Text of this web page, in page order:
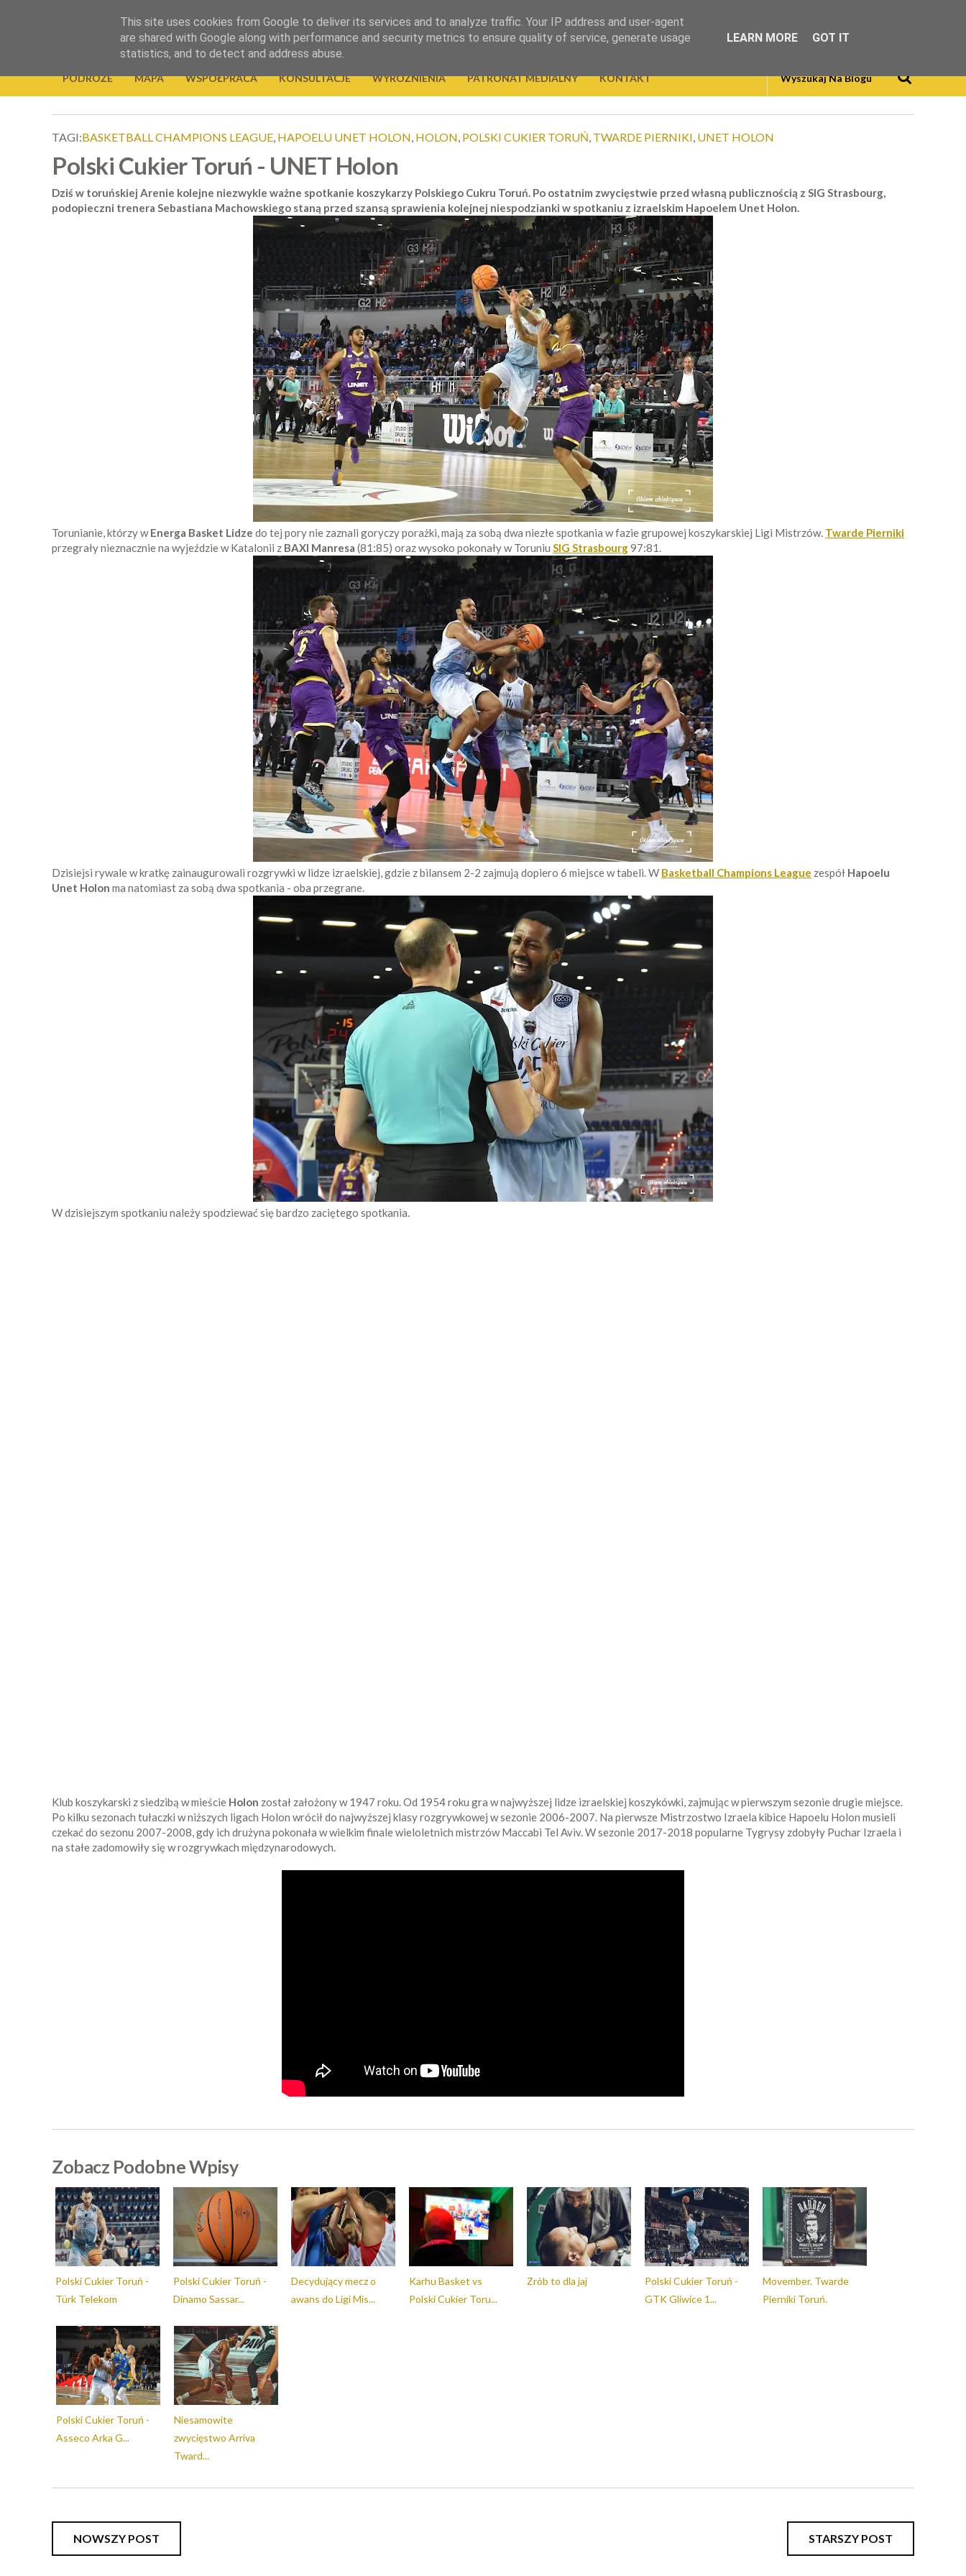
Okiem Obiektywu.
PODRÓŻE MAPA WSPÓŁPRACA KONSULTACJE WYRÓŻNIENIA PATRONAT MEDIALNY KONTAKT
TAGI:BASKETBALL CHAMPIONS LEAGUE, HAPOELU UNET HOLON, HOLON, POLSKI CUKIER TORUŃ, TWARDE PIERNIKI, UNET HOLON
Polski Cukier Toruń - UNET Holon
Dziś w toruńskiej Arenie kolejne niezwykle ważne spotkanie koszykarzy Polskiego Cukru Toruń. Po ostatnim zwycięstwie przed własną publicznością z SIG Strasbourg,
podopieczni trenera Sebastiana Machowskiego staną przed szansą sprawienia kolejnej niespodzianki w spotkaniu z izraelskim Hapoelem Unet Holon.
Torunianie, którzy wEnerga Basket Lidze do tej pory nie zaznali goryczy porażki, mają za sobą dwa niezłe spotkania w fazie grupowej koszykarskiej Ligi Mistrzów. Twarde Pierniki
przegrały nieznacznie na wyjeździe w Katalonii z BAXI Manresa (81:85) oraz wysoko pokonały w Toruniu SIG Strasbourg97:81.
Dzisiejsi rywale w kratkę zainaugurowali rozgrywki w lidze izraelskiej, gdzie z bilansem 2-2 zajmują dopiero 6 miejsce w tabeli. W Basketball Champions League zespół Hapoelu
Unet Holon ma natomiast za sobą dwa spotkania - oba przegrane.
W dzisiejszym spotkaniu należy spodziewać się bardzo zaciętego spotkania.
Klub koszykarski z siedzibą w mieście Holon został założony w 1947 roku. Od 1954 roku gra w najwyższej lidze izraelskiej koszykówki, zajmując w pierwszym sezonie drugie miejsce.
Po kilku sezonach tułaczki w niższych ligach Holon wrócił do najwyższej klasy rozgrywkowej w sezonie 2006-2007. Na pierwsze Mistrzostwo Izraela kibice Hapoelu Holon musieli
czekać do sezonu 2007-2008, gdy ich drużyna pokonała w wielkim finale wieloletnich mistrzów Maccabi Tel Aviv. W sezonie 2017-2018 popularne Tygrysy zdobyły Puchar Izraela i
na stałe zadomowiły się w rozgrywkach międzynarodowych.
Zobacz Podobne Wpisy
Polski Cukier Toruń -
Türk Telekom
Polski Cukier Toruń -
Dinamo Sassar...
Decydujący mecz o
awans do Ligi Mis...
Karhu Basket​ vs
Polski Cukier Toru...
Zrób to dla jaj
Polski Cukier Toruń -
GTK Gliwice 1...
Movember. Twarde
Pierniki Toruń.
Polski Cukier Toruń -
Asseco Arka G...
Niesamowite
zwycięstwo Arriva
Tward...
NOWSZY POST STARSZY POST
This site uses cookies from Google to deliver its services and to analyze traffic. Your IP address and user-agent
are shared with Google along with performance and security metrics to ensure quality of service, generate usage
statistics, and to detect and address abuse.
LEARN MORE GOT IT